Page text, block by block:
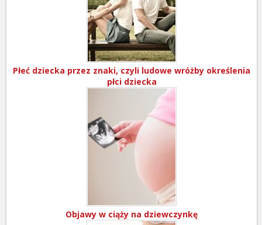
Płeć dziecka przez znaki, czyli ludowe wróżby określenia
płci dziecka
Objawy w ciąży na dziewczynkę